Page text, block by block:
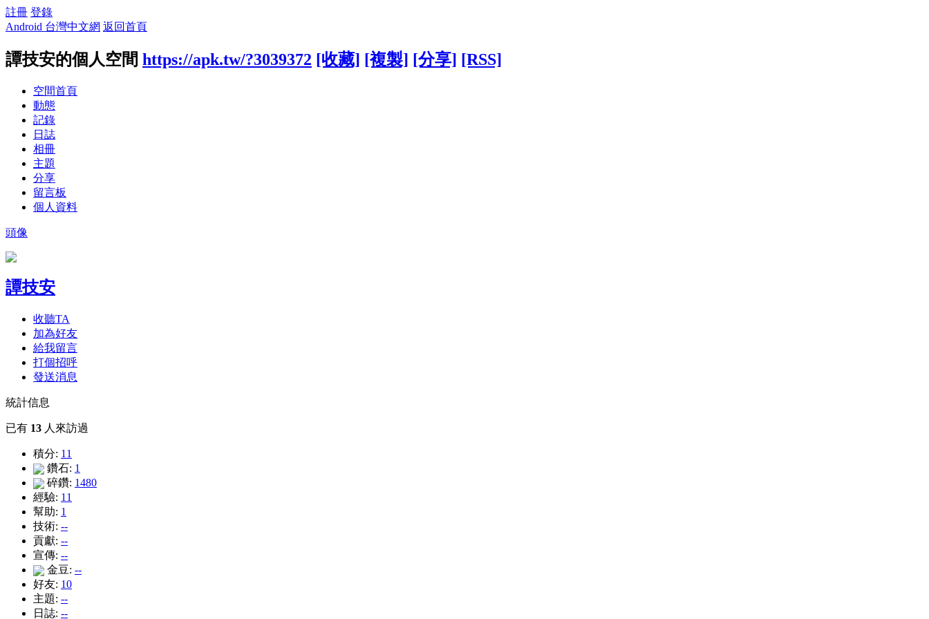
註冊 登錄
Android 台灣中文網 返回首頁
譚技安的個人空間 https://apk.tw/?3039372 [收藏] [複製] [分享] [RSS]
空間首頁
動態
記錄
日誌
相冊
主題
分享
留言板
個人資料
頭像
譚技安
收聽TA
加為好友
給我留言
打個招呼
發送消息
統計信息
已有 13 人來訪過
積分: 11
鑽石: 1
碎鑽: 1480
經驗: 11
幫助: 1
技術: --
貢獻: --
宣傳: --
金豆: --
好友: 10
主題: --
日誌: --